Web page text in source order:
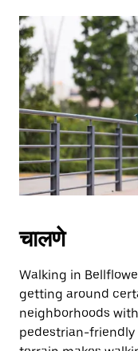
a
date.
Press
the
escape
button
to
close
the
calendar.
चालणे
Walking in
getting around
neighborhoods
pedestrian-friendly